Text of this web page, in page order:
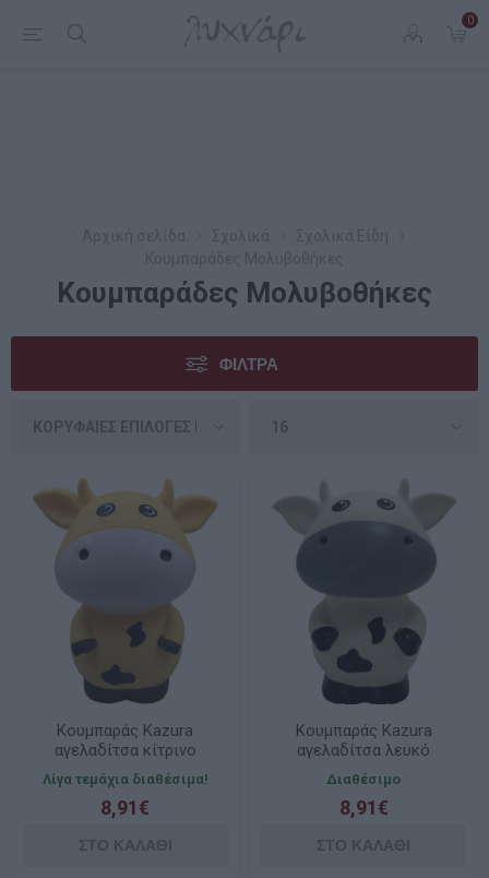
0
Κουμπαράδες Μολυβοθήκες
ΦΊΛΤΡΑ
Κουμπαράς Kazura
αγελαδίτσα κίτρινο
13x13x19cm. 000710007
Λίγα τεμάχια διαθέσιμα!
8,91€
Κουμπαράς Kazura
αγελαδίτσα λευκό
13x13x19cm. 000710006
Διαθέσιμο
8,91€